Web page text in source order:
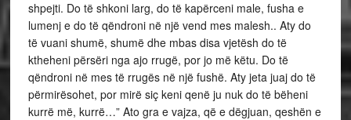
shpejti. Do të shkoni larg, do të kapërceni male, fusha e
lumenj e do të qëndroni në një vend mes malesh.. Aty do
të vuani shumë, shumë dhe mbas disa vjetësh do të
ktheheni përsëri nga ajo rrugë, por jo më këtu. Do të
qëndroni në mes të rrugës në një fushë. Aty jeta juaj do të
përmirësohet, por mirë siç keni qenë ju nuk do të bëheni
kurrë më, kurrë…” Ato gra e vajza, që e dëgjuan, qeshën e